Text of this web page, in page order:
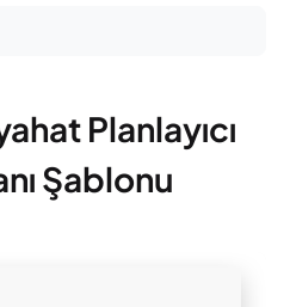
Planlayıcı
Şablonu